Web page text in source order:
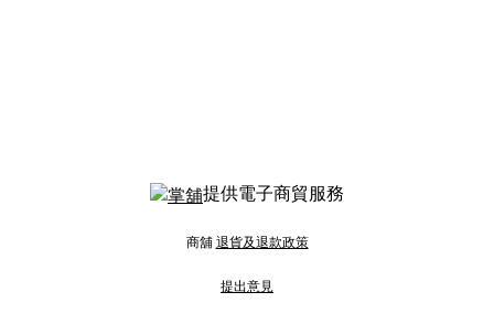
提供電子商貿服務
商舖 退貨及退款政策
提出意見